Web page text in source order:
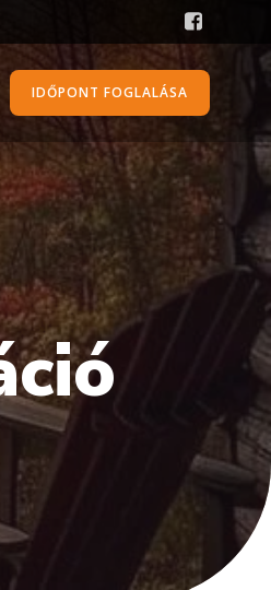
IDŐPONT FOGLALÁSA